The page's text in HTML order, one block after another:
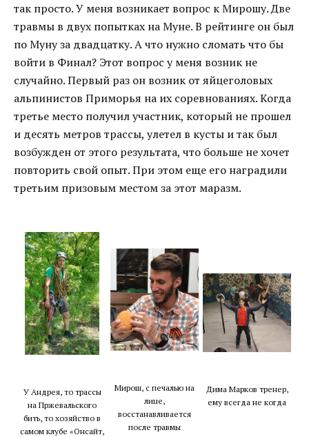
так просто. У меня возникает вопрос к Мирошу. Две
травмы в двух попытках на Муне. В рейтинге он был
по Муну за двадцатку. А что нужно сломать что бы
войти в Финал? Этот вопрос у меня возник не
случайно. Первый раз он возник от яйцеголовых
альпинистов Приморья на их соревнованиях. Когда
третье место получил участник, который не прошел
и десять метров трассы, улетел в кусты и так был
возбужден от этого результата, что больше не хочет
повторить свой опыт. При этом еще его наградили
третьим призовым местом за этот маразм.
У Андрея, то трассы
на Пржевальского
бить, то хозяйство в
самом клубе «Онсайт,
Мирош, с печалью на
лице,
восстанавливается
после травмы
Дима Марков тренер,
ему всегда не когда